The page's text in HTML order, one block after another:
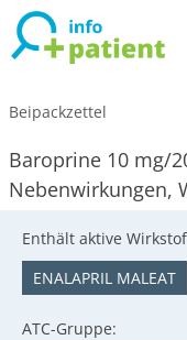
Beipackzettel
Baroprine 10 mg/
Nebenwirkungen,
Enthält aktive
ENALAPRIL MALEAT
ATC-Gruppe: